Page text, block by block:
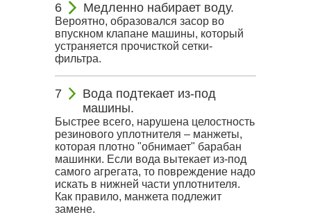
Медленно набирает воду.
Вероятно, образовался засор во
впускном клапане машины, который
устраняется прочисткой сетки-
фильтра.
Вода подтекает из-под
машины.
Быстрее всего, нарушена целостность
резинового уплотнителя – манжеты,
которая плотно "обнимает" барабан
машинки. Если вода вытекает из-под
самого агрегата, то повреждение надо
искать в нижней части уплотнителя.
Как правило, манжета подлежит
замене.